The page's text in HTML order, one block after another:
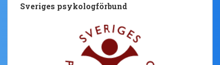
Sveriges psykologförbund